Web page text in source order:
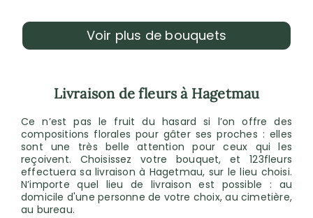
Voir plus de bouquets
Livraison de fleurs à Hagetmau
Ce n’est pas le fruit du hasard si l’on offre des
compositions florales pour gâter ses proches : elles
sont une très belle attention pour ceux qui les
reçoivent. Choisissez votre bouquet, et 123fleurs
effectuera sa livraison à Hagetmau, sur le lieu choisi.
N’importe quel lieu de livraison est possible : au
domicile d'une personne de votre choix, au cimetière,
au bureau.